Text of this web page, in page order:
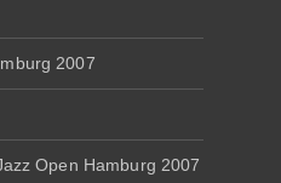
2007
Open Hamburg 2007